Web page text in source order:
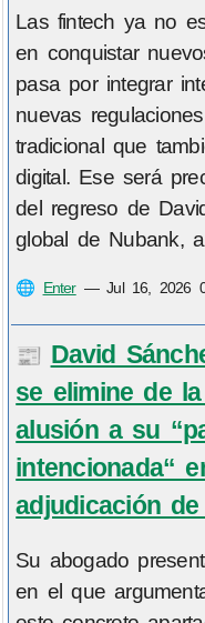
Las fintech ya no
en conquistar
pasa por integrar
nuevas
tradicional que
digital. Ese será
del regreso de
global de Nubank,
🌐 Enter—Jul 16, 2026
📰 David
se elimine de
alusión a su
intencionada“
adjudicación
Su abogado
en el que